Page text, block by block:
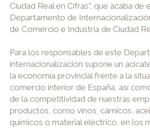
Ciudad Real en Cifras”, que acaba de
Departamento de
de Comercio e Industria de Ciudad
Para los responsables de este
internacionalización supone un
la economía provincial frente a la
comercio interior de España, así
de la competitividad de nuestras
productos, como vinos, cárnicos,
químicos o material eléctrico, en los